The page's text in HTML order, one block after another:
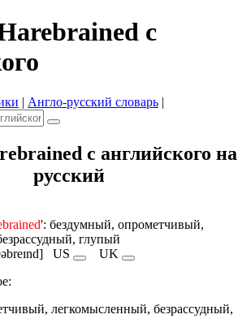
с
| Англо-русский словарь |
с английского на
русский
': бездумный, опрометчивый,
глупый
US
UK
легкомысленный, безрассудный,